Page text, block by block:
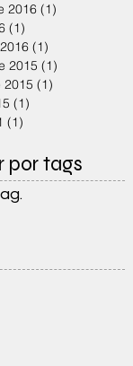
2016 (1)
(1)
(1)
2015 (1)
2015 (1)
(1)
(1)
por tags